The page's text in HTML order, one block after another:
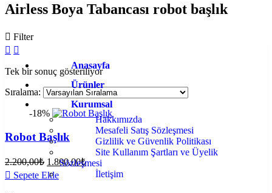
Anasayfa
Ürünler
Kurumsal
Hakkımızda
Mesafeli Satış Sözleşmesi
Gizlilik ve Güvenlik Politikası
Site Kullanım Şartları ve Üyelik
Sözleşmesi
İletişim
Airless Boya Tabancası robot başlık
Filter
Tek bir sonuç gösteriliyor
Sıralama:
-18%
Robot Başlık
2.200,00₺ 1.800,00₺
Sepete Ekle